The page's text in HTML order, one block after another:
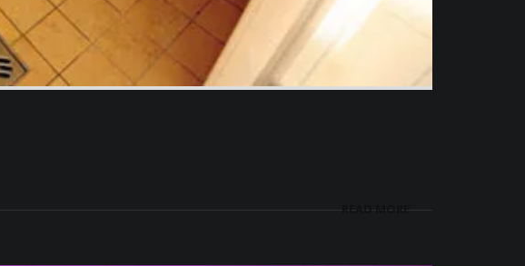
READ MORE